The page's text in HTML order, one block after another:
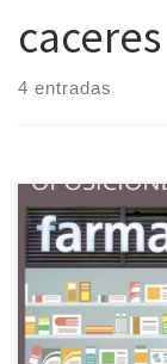
caceres
4 entradas
PREPARACIÓN